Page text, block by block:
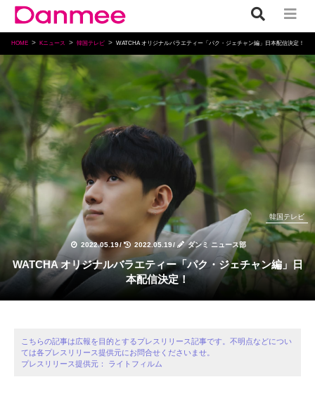
HOME Kニュース 韓国テレビ WATCHA オリジナルバラエティー「パク・ジェチャン編」⽇本配信決定！
2022.05.19/ 2022.05.19/ ダンミ ニュース部
韓国テレビ
WATCHA オリジナルバラエティー「パク・ジェチャン編」⽇
本配信決定！
こちらの記事は広報を目的とするプレスリリース記事です。不明点などについ
ては各プレスリリース提供元にお問合せくださいませ。
プレスリリース提供元： ライトフィルム